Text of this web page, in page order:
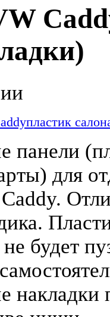
пластик
панели
для
не будет
накладки